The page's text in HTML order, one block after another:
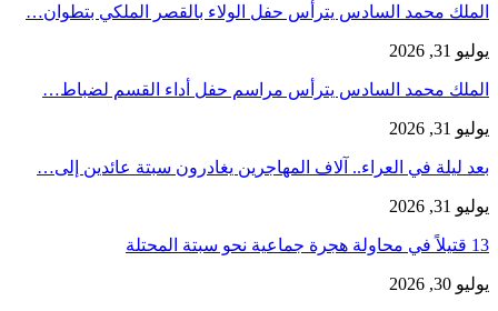
الملك محمد السادس يترأس حفل الولاء بالقصر الملكي بتطوان…
يوليو 31, 2026
الملك محمد السادس يترأس مراسم حفل أداء القسم لضباط…
يوليو 31, 2026
بعد ليلة في العراء.. آلاف المهاجرين يغادرون سبتة عائدين إلى…
يوليو 31, 2026
13 قتيلاً في محاولة هجرة جماعية نحو سبتة المحتلة
يوليو 30, 2026